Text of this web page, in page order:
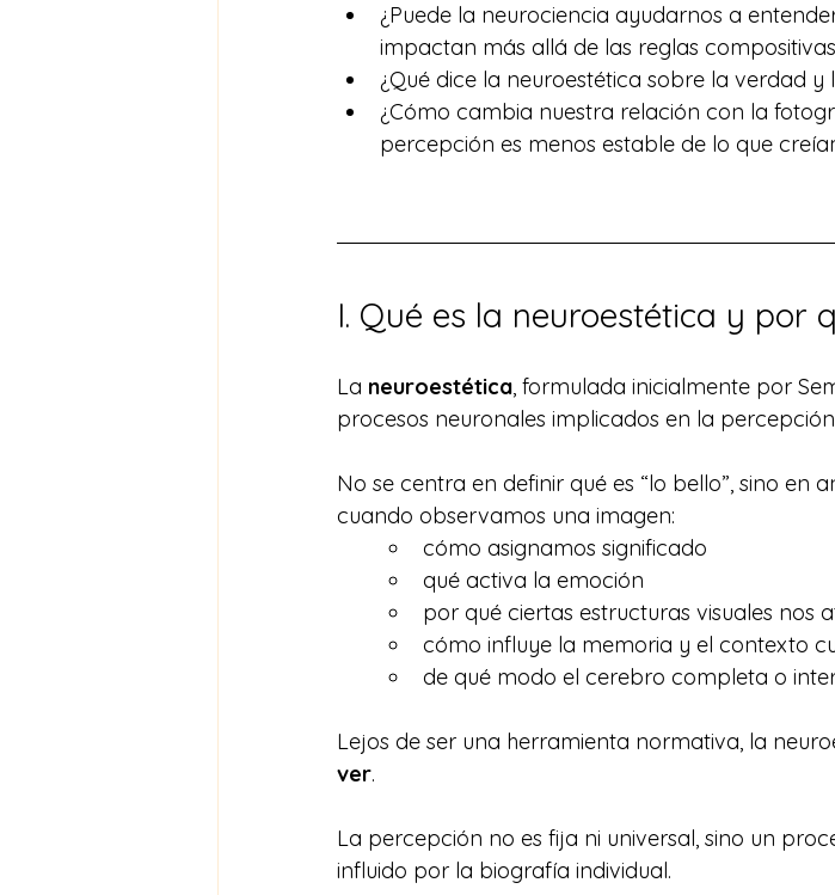
¿Puede la neurociencia ayudarnos a
impactan más allá de las reglas
¿Qué dice la neuroestética sobre la verdad
¿Cómo cambia nuestra relación con la
percepción es menos estable de lo que
I. Qué es la neuroestética y
La neuroestética, formulada inicialmente por
procesos neuronales implicados en la
No se centra en definir qué es “lo bello”, sino en
cuando observamos una imagen:
cómo asignamos significado
qué activa la emoción
por qué ciertas estructuras visuales nos
cómo influye la memoria y el contexto
de qué modo el cerebro completa o
Lejos de ser una herramienta normativa, la
ver.
La percepción no es fija ni universal, sino un
influido por la biografía individual.